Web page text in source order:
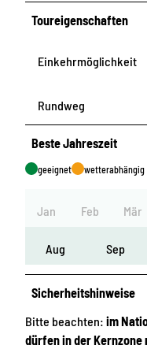
Toureigenschaften
Einkehrmöglichkeit
Rundweg
Beste Jahreszeit
geeignet wetterabhängig
Jan Feb Mär
Aug Sep
Sicherheitshinweise
Bitte beachten: im
dürfen in der Kernzone